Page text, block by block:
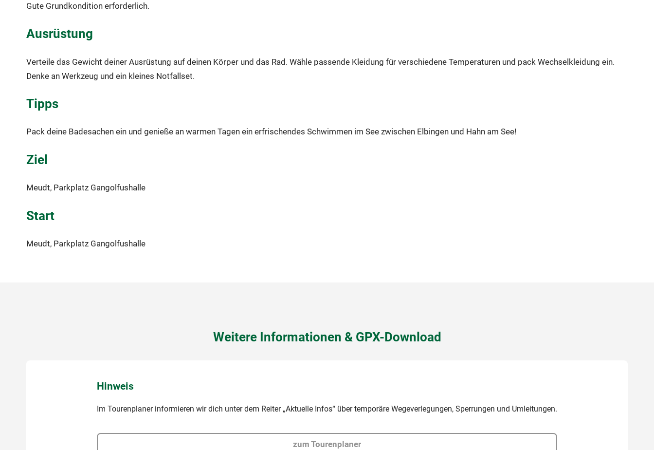
Gute Grundkondition erforderlich.
Ausrüstung
Verteile das Gewicht deiner Ausrüstung auf deinen Körper und das Rad. Wähle passende Kleidung für verschiedene Temperaturen und pack Wechselkleidung ein.
Denke an Werkzeug und ein kleines Notfallset.
Tipps
Pack deine Badesachen ein und genieße an warmen Tagen ein erfrischendes Schwimmen im See zwischen Elbingen und Hahn am See!
Ziel
Meudt, Parkplatz Gangolfushalle
Start
Meudt, Parkplatz Gangolfushalle
Weitere Informationen & GPX-Download
Hinweis
Im Tourenplaner informieren wir dich unter dem Reiter „Aktuelle Infos“ über temporäre Wegeverlegungen, Sperrungen und Umleitungen.
zum Tourenplaner